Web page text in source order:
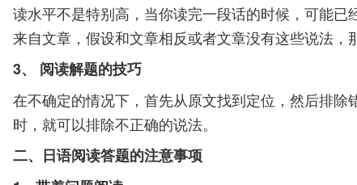
读水平不是特别高，当你读完一段话的时候，可能
来自文章，假设和文章相反或者文章没有这些说法，
3、 阅读解题的技巧
在不确定的情况下，首先从原文找到定位，然后排
时，就可以排除不正确的说法。
二、日语阅读答题的注意事项